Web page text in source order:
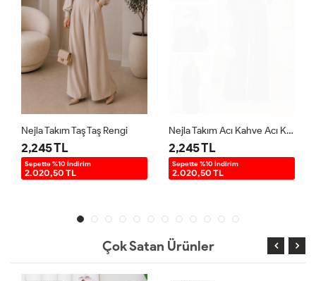
Nejla Takım Taş Taş Rengi
2,245 TL
Sepette %10 İndirim
2.020,50 TL
Nejla Takım Acı Kahve Acı Kahve
2,245 TL
Sepette %10 İndirim
2.020,50 TL
Çok Satan Ürünler